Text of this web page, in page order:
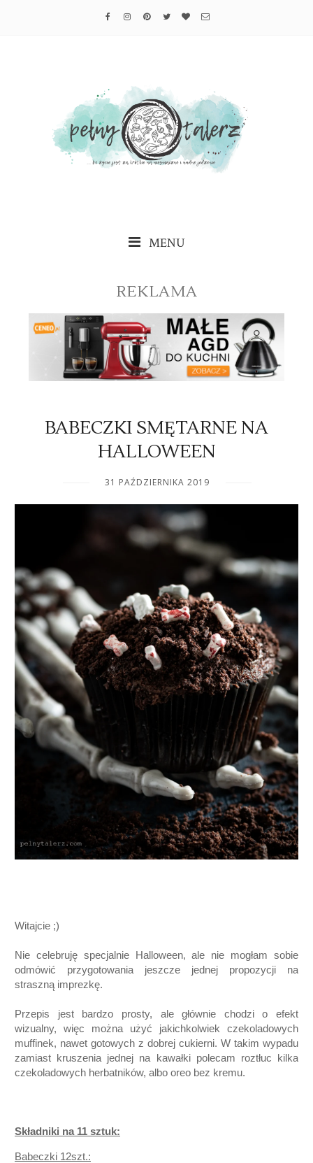
MENU
REKLAMA
BABECZKI SMĘTARNE NA
HALLOWEEN
31 PAŹDZIERNIKA 2019
Witajcie ;)
Nie celebruję specjalnie Halloween, ale nie mogłam sobie
odmówić przygotowania jeszcze jednej propozycji na
straszną imprezkę.
Przepis jest bardzo prosty, ale głównie chodzi o efekt
wizualny, więc można użyć jakichkolwiek czekoladowych
muffinek, nawet gotowych z dobrej cukierni. W takim wypadu
zamiast kruszenia jednej na kawałki polecam roztłuc kilka
czekoladowych herbatników, albo oreo bez kremu.
Składniki na 11 sztuk:
Babeczki 12szt.: